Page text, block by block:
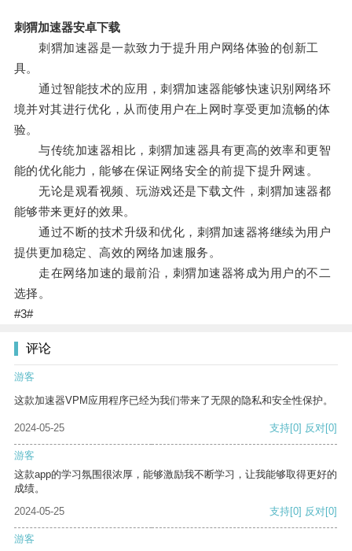
刺猬加速器安卓下载
刺猬加速器是一款致力于提升用户网络体验的创新工
具。
通过智能技术的应用，刺猬加速器能够快速识别网络环
境并对其进行优化，从而使用户在上网时享受更加流畅的体
验。
与传统加速器相比，刺猬加速器具有更高的效率和更智
能的优化能力，能够在保证网络安全的前提下提升网速。
无论是观看视频、玩游戏还是下载文件，刺猬加速器都
能够带来更好的效果。
通过不断的技术升级和优化，刺猬加速器将继续为用户
提供更加稳定、高效的网络加速服务。
走在网络加速的最前沿，刺猬加速器将成为用户的不二
选择。
#3#
评论
游客
这款加速器VPM应用程序已经为我们带来了无限的隐私和安全性保护。
2024-05-25 支持[0] 反对[0]
游客
这款app的学习氛围很浓厚，能够激励我不断学习，让我能够取得更好的
成绩。
2024-05-25
支持[0] 反对[0]
游客